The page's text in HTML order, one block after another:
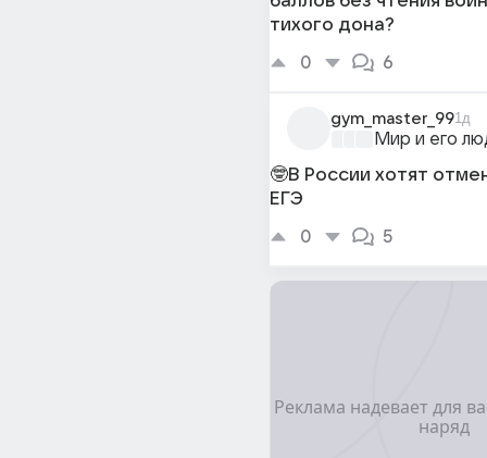
тихого дона?
0
6
gym_master_991д
Мир и его
🤓В России хотят
ЕГЭ
0
5